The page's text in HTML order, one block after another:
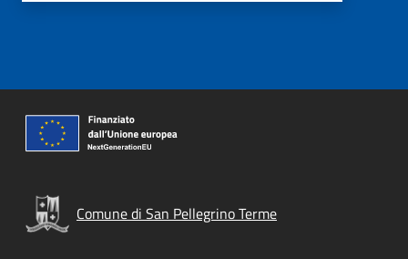
Comune di San Pellegrino Terme